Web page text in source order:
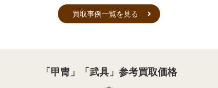
買取事例一覧を見る
「甲冑」「武具」参考買取価格